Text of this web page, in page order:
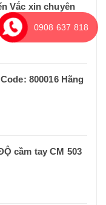
Vắc xin chuyên
800016 Hãng
cầm tay CM 503
0908 637 818